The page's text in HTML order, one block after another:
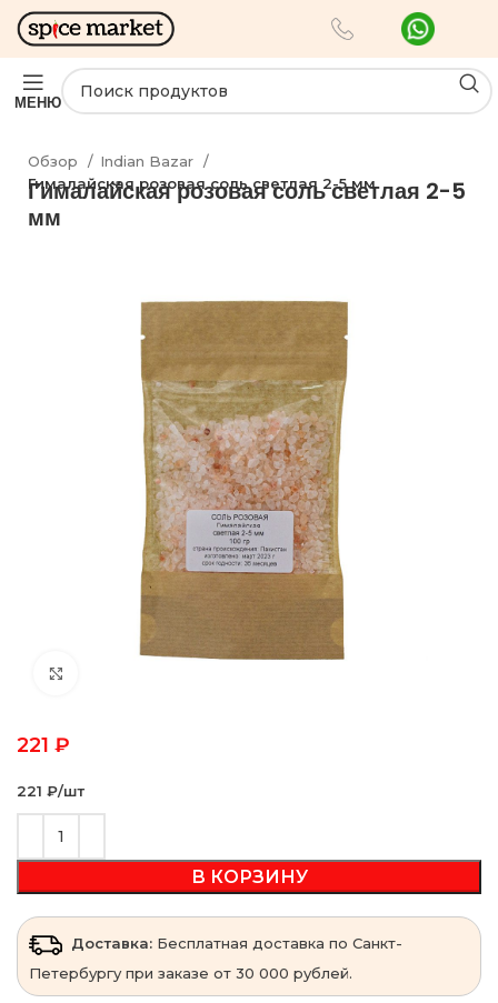
МЕНЮ
Обзор
Indian Bazar
Гималайская розовая соль светлая 2-5 мм
Гималайская розовая соль светлая 2-5
мм
221 ₽
221 ₽‎/шт
В КОРЗИНУ
Доставка: Бесплатная доставка по Санкт-
Петербургу при заказе от 30 000 рублей.